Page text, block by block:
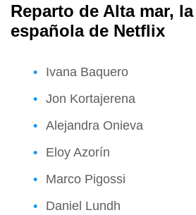
Reparto de Alta mar,
española de Netflix
Ivana Baquero
Jon Kortajerena
Alejandra Onieva
Eloy Azorín
Marco Pigossi
Daniel Lundh